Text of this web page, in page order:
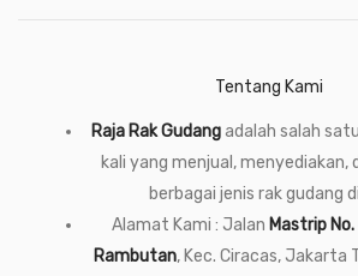
Tentang Kami
Raja Rak Gudangadalah salah
kali yang menjual, menyediakan,
berbagai jenis rak gudang
Alamat Kami : Jalan Mastrip
Rambutan, Kec. Ciracas, Jakarta